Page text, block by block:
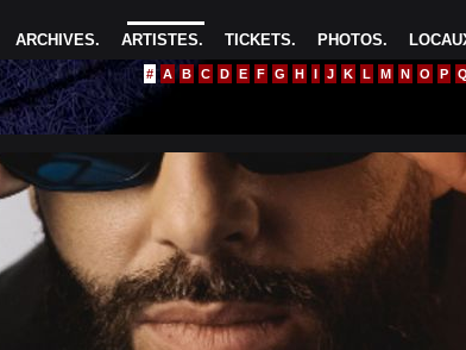
PHOTOS.
TICKETS.
ARTISTES.
ARCHIVES.
# A B C D E F G H I J K L M N O P